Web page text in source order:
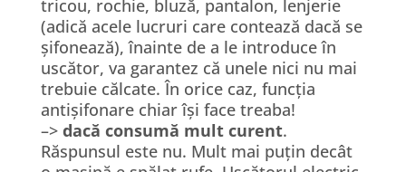
tricou, rochie, bluză, pantalon, lenjerie
(adică acele lucruri care contează dacă se
șifonează), înainte de a le introduce în
uscător, va garantez că unele nici nu mai
trebuie călcate. În orice caz, funcția
antișifonare chiar își face treaba!
–> dacă consumă mult curent.
Răspunsul este nu. Mult mai puțin decât